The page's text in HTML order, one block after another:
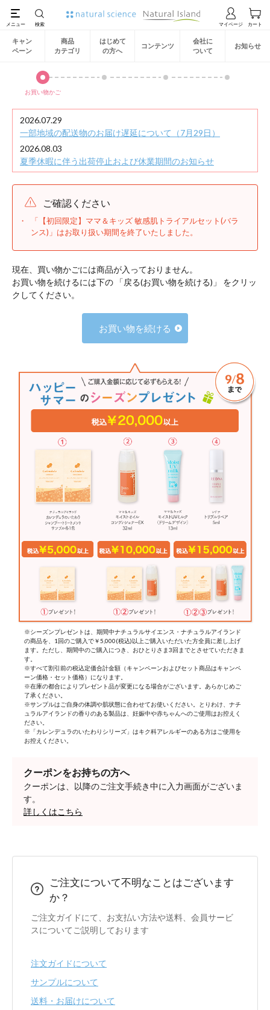
キャン
ペーン
商品
カテゴリ
はじめて
の方へ
コンテンツ
会社に
ついて
お知らせ
お買い物かご
2026.07.29
一部地域の配送物のお届け遅延について（7月29日）
2026.08.03
夏季休暇に伴う出荷停止および休業期間のお知らせ
ご確認ください
「【初回限定】ママ＆キッズ 敏感肌トライアルセット(バラ
ンス)」はお取り扱い期間を終了いたしました。
現在、買い物かごには商品が入っておりません。
お買い物を続けるには下の 「戻る(お買い物を続ける)」 をクリッ
クしてください。
お買い物を続ける
※シーズンプレゼントは、期間中ナチュラルサイエンス・ナチュラルアイランド
の商品を、1回のご購入で￥5,000(税込)以上ご購入いただいた方全員に差し上げ
ます。ただし、期間中のご購入につき、おひとりさま3回までとさせていただきま
す。
※すべて割引前の税込定価合計金額（キャンペーンおよびセット商品はキャンペ
ーン価格・セット価格）になります。
※在庫の都合によりプレゼント品が変更になる場合がございます。あらかじめご
了承ください。
※サンプルはご自身の体調や肌状態に合わせてお使いください。とりわけ、ナチ
ュラルアイランドの香りのある製品は、妊娠中や赤ちゃんへのご使用はお控えく
ださい。
※「カレンデュラのいたわりシリーズ」はキク科アレルギーのある方はご使用を
お控えください。
クーポンをお持ちの方へ
クーポンは、以降のご注文手続き中に入力画面がございま
す。
詳しくはこちら
ご注文について不明なことはございます
か？
ご注文ガイドにて、お支払い方法や送料、会員サービ
スについてご説明しております
注文ガイドについて
サンプルについて
送料・お届けについて